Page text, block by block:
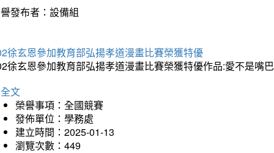
發布者：設備組
徐玄恩參加教育部弘揚孝道漫畫比賽榮獲特優
徐玄恩參加教育部弘揚孝道漫畫比賽榮獲特優作品:愛不是嘴
文
榮譽事項：全國競賽
發佈單位：學務處
建立時間：2025-01-13
瀏覽次數：449